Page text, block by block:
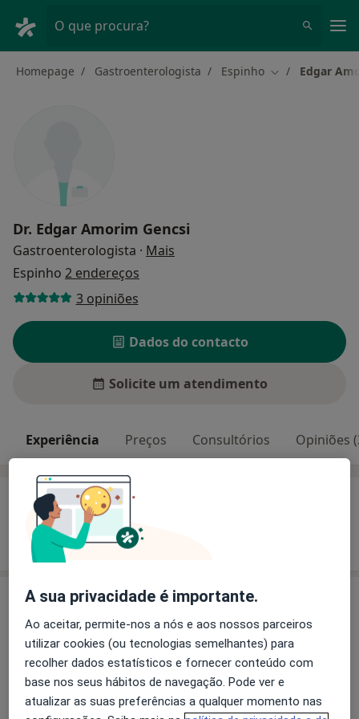
O que procura?
Homepage Gastroenterologista Espinho Mudar de
Edgar
Dr. Edgar Amorim Gencsi
Gastroenterologista · Mais
Espinho 2 endereços
3 opiniões
Dados do contacto
Solicite um atendimento
Experiência Preços Consultórios Opiniões
Experiência
Mostrar mais detalhes
Preços
Sem informação sobre serviços e preços
Este especialista ainda não adicionou nenhuma
informação sobre serviços
A sua privacidade é importante.
Ao aceitar, permite-nos a nós e aos nossos parceiros
utilizar cookies (ou tecnologias semelhantes) para
recolher dados estatísticos e fornecer conteúdo com
base nos seus hábitos de navegação. Pode ver e
atualizar as suas preferências a qualquer momento nas